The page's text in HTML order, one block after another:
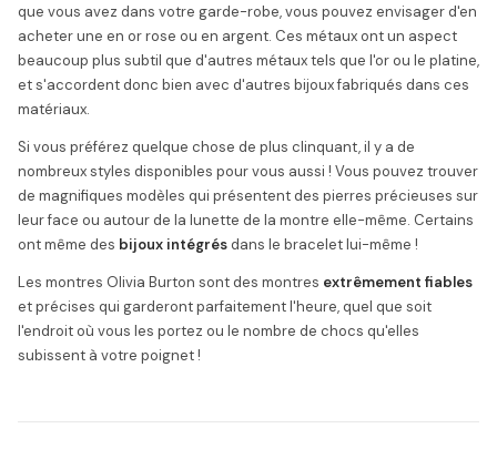
que vous avez dans votre garde-robe, vous pouvez envisager d'en
acheter une en or rose ou en argent. Ces métaux ont un aspect
beaucoup plus subtil que d'autres métaux tels que l'or ou le platine,
et s'accordent donc bien avec d'autres bijoux fabriqués dans ces
matériaux.
Si vous préférez quelque chose de plus clinquant, il y a de
nombreux styles disponibles pour vous aussi ! Vous pouvez trouver
de magnifiques modèles qui présentent des pierres précieuses sur
leur face ou autour de la lunette de la montre elle-même. Certains
ont même des bijoux intégrésdans le bracelet lui-même !
Les montres Olivia Burton sont des montres extrêmement fiables
et précises qui garderont parfaitement l'heure, quel que soit
l'endroit où vous les portez ou le nombre de chocs qu'elles
subissent à votre poignet !